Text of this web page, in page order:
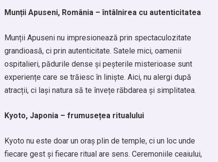
Munții Apuseni, România – întâlnirea cu autenticitatea
Munții Apuseni nu impresionează prin spectaculozitate
grandioasă, ci prin autenticitate. Satele mici, oamenii
ospitalieri, pădurile dense și peșterile misterioase sunt
experiențe care se trăiesc în liniște. Aici, nu alergi după
atracții, ci lași natura să te învețe răbdarea și simplitatea.
Kyoto, Japonia – frumusețea ritualului
Kyoto nu este doar un oraș plin de temple, ci un loc unde
fiecare gest și fiecare ritual are sens. Ceremoniile ceaiului,